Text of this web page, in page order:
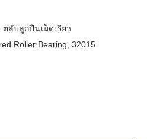
ตลับลูกปืนเม็ดเรียว
Roller Bearing 32015